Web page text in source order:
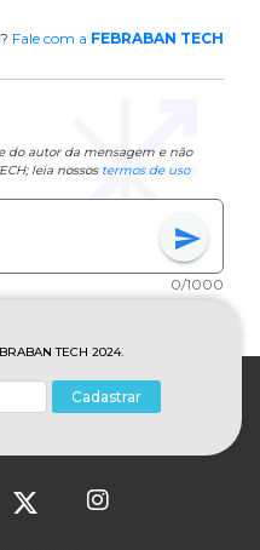
Fale com a FEBRABAN TECH
do autor da mensagem e não
leia nossos termos de uso
send
0/1000
TECH 2024.
Cadastrar